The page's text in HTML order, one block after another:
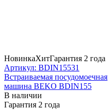
НовинкаХитГарантия 2 года
Артикул: BDIN15531
Встраиваемая посудомоечная
машина BEKO BDIN155
В наличии
Гарантия 2 года